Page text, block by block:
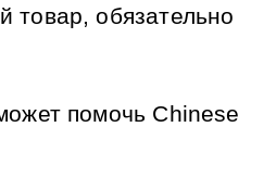
товар, обязательно
помочь Chinese